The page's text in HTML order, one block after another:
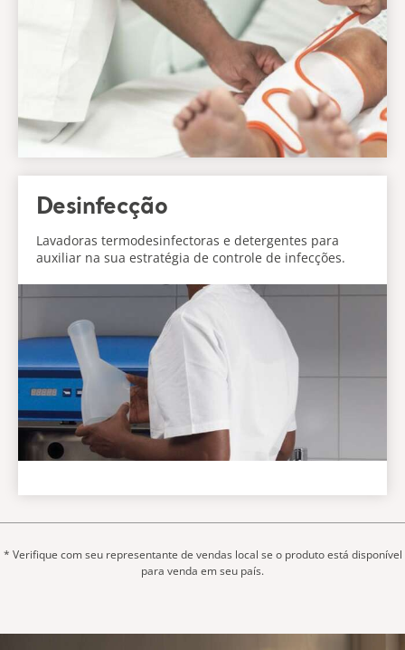
Desinfecção
Lavadoras termodesinfectoras e detergentes para
auxiliar na sua estratégia de controle de infecções.
* Verifique com seu representante de vendas local se o produto está disponível
para venda em seu país.